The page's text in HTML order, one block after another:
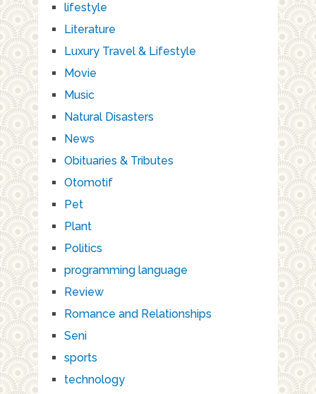
lifestyle
Literature
Luxury Travel & Lifestyle
Movie
Music
Natural Disasters
News
Obituaries & Tributes
Otomotif
Pet
Plant
Politics
programming language
Review
Romance and Relationships
Seni
sports
technology